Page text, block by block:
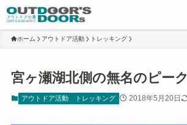
ホーム アウトドア活動 トレッキング
宮ヶ瀬湖北側の無名のピーク
アウトドア活動 トレッキング 2018年5月20日